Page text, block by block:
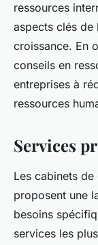
ressources
aspects clés
croissance. En
conseils en
entreprises à
ressources
Services
Les cabinets
proposent une
besoins
services les